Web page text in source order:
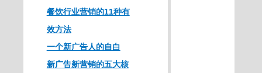
餐饮行业营销的11种有
效方法
一个新广告人的自白
新广告新营销的五大核